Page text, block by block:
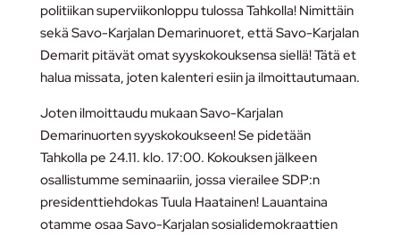
politiikan superviikonloppu tulossa Tahkolla! Nimittäin
sekä Savo-Karjalan Demarinuoret, että Savo-Karjalan
Demarit pitävät omat syyskokouksensa siellä! Tätä et
halua missata, joten kalenteri esiin ja ilmoittautumaan.
Joten ilmoittaudu mukaan Savo-Karjalan
Demarinuorten syyskokoukseen! Se pidetään
Tahkolla pe 24.11. klo. 17:00. Kokouksen jälkeen
osallistumme seminaariin, jossa vierailee SDP:n
presidenttiehdokas Tuula Haatainen! Lauantaina
otamme osaa Savo-Karjalan sosialidemokraattien